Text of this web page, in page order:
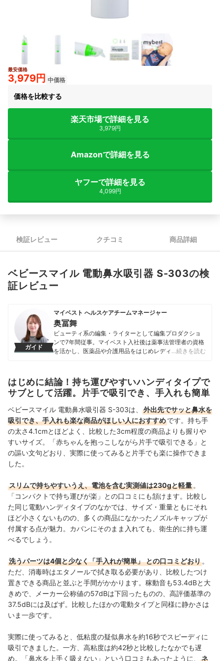
最安価格
3,979円 中価格
価格を比較する
楽天市場で詳細を見る
3,979円
Amazonで詳細を見る
ヤフーで詳細を見る
4,099円
検証レビュー クチコミ 商品詳細
ベビースマイル 電動鼻水吸引器 S-303の検
証レビュー
ガイド
マイベスト へルスケアチームマネージャー
奥冨舞
ビューティ系の編集・ライターとして編集プロダクショ
ンで7年間従事。マイベスト入社後は薬事法管理者の資格
を活かし、医薬品や介護用品をはじめレディースインナ
奥冨舞のプロフィール
…続きを読む
はじめに結論！持ち運びやすいハンディタイプで
サブとして活躍。片手で吸引でき、手入れも簡単
ベビースマイル 電動鼻水吸引器 S-303は、
外出先でサッと鼻水を
吸引でき、手入れも楽な商品がほしい人におすすめです。持ち手
の太さ4.1cmとほどよく、比較した3cm程度の商品よりも握りや
すいサイズ。「赤ちゃんを抱っこしながら片手で吸引できる」と
の謳い文句どおり、実際に使ってみると 片手でも楽に操作できま
した。
スリムで持ちやすいうえ、電池を含む実測値は230gと軽量 。
「コンパクトで持ち運びが楽」との口コミにも頷けます。比較し
た同じ電動ハンディタイプのなかでは、サイズ・重量ともにそれ
ほど小さくないものの、多くの商品になかったノズルキャップが
付属する点が魅力。カバンにそのまま入れても、衛生的に持ち運
べるでしょう。
洗うパーツは4個と少なく「手入れが簡単」 との口コミどおり 。
ただ、消毒時はエタノールで拭き取る必要があり、比較したつけ
置きできる商品と並ぶと手間がかかります。稼動音も53.4dBと大
きめで、
メーカー公称値の57dBは下回ったものの、高評価基準の
37.5dBには及ばず。比較したほかの電動タイプと同様に静かさは
いま一歩です。
実際に使ってみると、低粘度の疑似鼻水を約16秒でスピーディに
吸引できました。一方、高粘度は約42秒と比較したなかでも遅
め。「鼻水を上手く吸えない」という口コミもあったように、
ネ